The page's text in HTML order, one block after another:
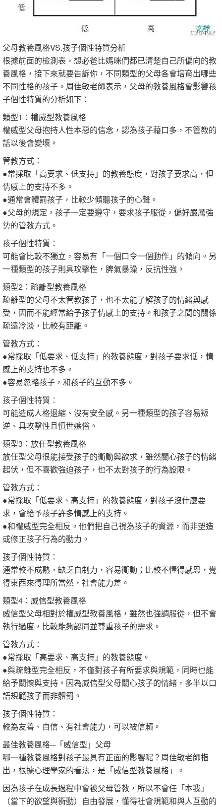
父母教養風格VS.孩子個性特質分析
根據前面的檢測表，想必爸比媽咪們都已清楚自己所偏向的教
養風格，接下來就要告訴你，不同類型的父母各會培育出哪些
不同性格的孩子。周佳敏老師表示，父母的教養風格會影響孩
子個性特質的分析如下：
類型1：權威型教養風格
權威型父母抱持人性本惡的信念，認為孩子藉口多，不管教的
話以後會變壞。
管教方式：
●常採取「高要求、低支持」的教養態度，對孩子要求高，但
情感上的支持不多。
●通常會體罰孩子，比較少傾聽孩子的心聲。
●父母的規定，孩子一定要遵守，要求孩子服從，偏好嚴厲強
勢的管教方式。
孩子個性特質：
可能會比較不獨立，容易有「一個口令一個動作」的傾向。另
一種類型的孩子則具攻擊性，脾氣暴躁，反抗性強。
類型2：疏離型教養風格
疏離型的父母不太管教孩子，也不太能了解孩子的情緒與感
受，因而不能經常給予孩子情感上的支持。和孩子之間的關係
疏遠冷淡，比較有距離。
管教方式：
●常採取「低要求、低支持」的教養態度，對孩子要求低，情
感上的支持也不多。
●容易忽略孩子，和孩子的互動不多。
孩子個性特質：
可能造成人格退縮、沒有安全感。另一種類型的孩子容易叛
逆、具攻擊性且憤世嫉俗。
類型3：放任型教養風格
放任型父母很能接受孩子的衝動與欲求，雖然關心孩子的情緒
起伏，但不喜歡強迫孩子，也不太對孩子的行為設限。
管教方式：
●常採取「低要求、高支持」的教養態度，對孩子沒什麼要
求，會給予孩子許多情感上的支持。
●和權威型完全相反。他們把自己視為孩子的資源，而非塑造
或修正孩子行為的動力。
孩子個性特質：
通常較不成熟，缺乏自制力，容易衝動；比較不懂得感恩，覺
得東西來得理所當然，社會能力差。
類型4：威信型教養風格
威信型父母相對於權威型教養風格，雖然也強調服從，但不會
執行過度，比較能夠認同並尊重孩子的需求。
管教方式：
●常採取「高要求、高支持」的教養態度。
●與疏離型完全相反，不僅對孩子有所要求與規範，同時也能
給予關懷與支持。因為威信型父母關心孩子的情緒，多半以口
語規範孩子而非體罰。
孩子個性特質：
較為友善、自信、有社會能力，可以被信賴。
最佳教養風格─「威信型」父母
哪一種教養風格對孩子最具有正面的影響呢？周佳敏老師指
出，根據心理學家的看法，是「威信型教養風格」。
因為孩子在成長過程中會被父母管教，所以不會任「本我」
（當下的欲望與衝動）自由發展，懂得社會規範和與人互動的